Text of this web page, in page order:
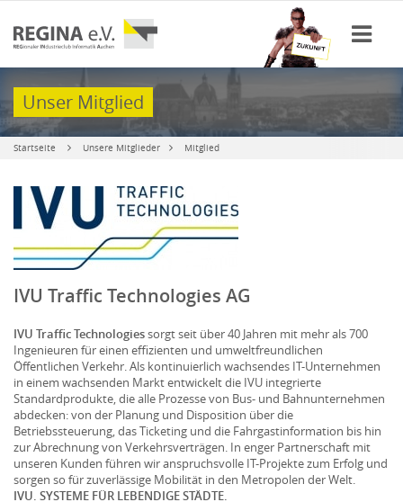
Unser Mitglied
Startseite Unsere Mitglieder Mitglied
IVU Traffic Technologies AG
IVU Traffic Technologiessorgt seit über 40 Jahren mit mehr als 700
Ingenieuren für einen effizienten und umweltfreundlichen
Öffentlichen Verkehr. Als kontinuierlich wachsendes IT-Unternehmen
in einem wachsenden Markt entwickelt die IVU integrierte
Standardprodukte, die alle Prozesse von Bus- und Bahnunternehmen
abdecken: von der Planung und Disposition über die
Betriebssteuerung, das Ticketing und die Fahrgastinformation bis hin
zur Abrechnung von Verkehrsverträgen. In enger Partnerschaft mit
unseren Kunden führen wir anspruchsvolle IT-Projekte zum Erfolg und
sorgen so für zuverlässige Mobilität in den Metropolen der Welt.
IVU. SYSTEME FÜR LEBENDIGE STÄDTE.